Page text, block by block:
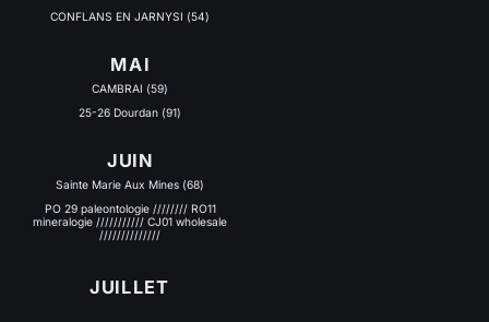
CONFLANS EN JARNYSI (54)
MAI
CAMBRAI (59)
25-26 Dourdan (91)
JUIN
Sainte Marie Aux Mines (68)
PO 29 paleontologie //////// RO11
mineralogie /////////// CJ01 wholesale
//////////////
JUILLET